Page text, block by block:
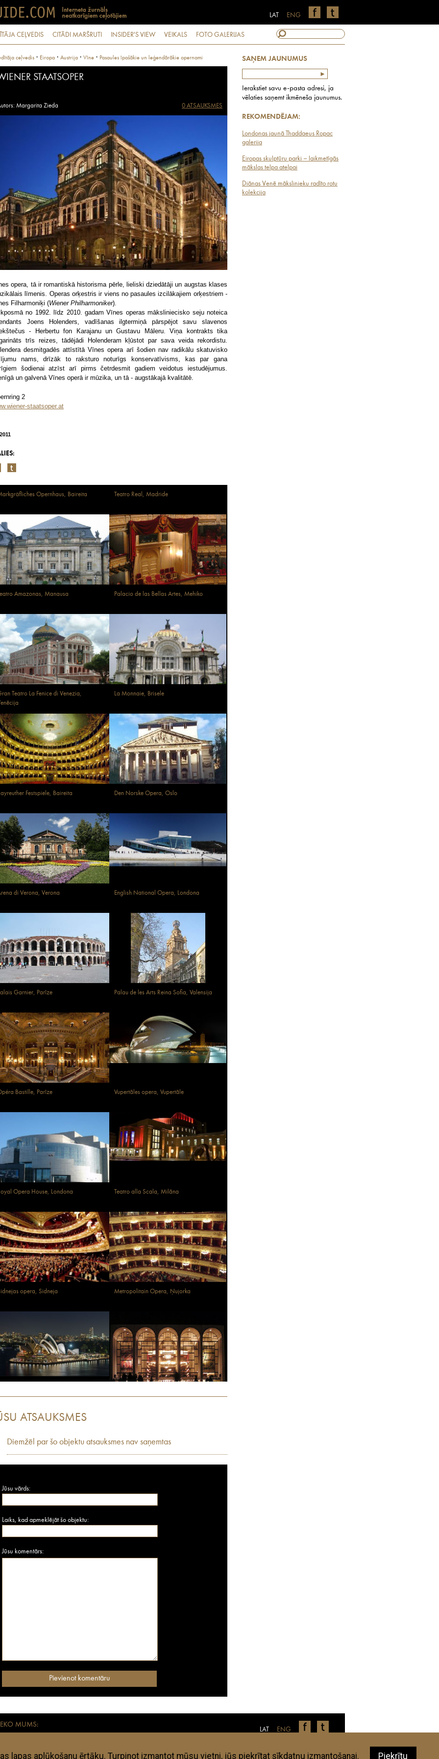
ENG
LAT
CEĻVEDIS CITĀDI MARŠRUTI INSIDER'S VIEW VEIKALS FOTO GALERIJAS
SAŅEM JAUNUMUS
Ierakstiet savu e-pasta adresi, ja
vēlaties saņemt ikmēneša jaunumus.
REKOMENDĒJAM:
Londonas jaunā Thaddaeus Ropac
galerija
Eiropas skulptūru parki – laikmetīgās
mākslas telpa atelpai
Diānas Venē mākslinieku radīto rotu
kolekcija
ceļvedis · Eiropa · Austrija · Vīne · Pasaules īpašākie un leģendārākie opernami
STAATSOPER
Margarita Zieda 0 ATSAUKSMES
opera, tā ir romantiskā historisma pērle, lieliski dziedātāji un augstas klases
līmenis. Operas orķestris ir viens no pasaules izcilākajiem orķestriem -
Filharmoniķi (Wiener Philharmoniker).
no 1992. līdz 2010. gadam Vīnes operas māksliniecisko seju noteica
Joens Holenders, vadīšanas ilgtermiņā pārspējot savu slavenos
- Herbertu fon Karajanu un Gustavu Māleru. Viņa kontrakts tika
trīs reizes, tādējādi Holenderam kļūstot par sava veida rekordistu.
desmitgadēs attīstītā Vīnes opera arī šodien nav radikālu skatuvisko
nams, drīzāk to raksturo noturīgs konservatīvisms, kas par gana
šodienai atzīst arī pirms četrdesmit gadiem veidotus iestudējumus.
un galvenā Vīnes operā ir mūzika, un tā - augstākajā kvalitātē.
2
staatsoper.at
Opernhaus, Baireita Teatro Real, Madride
Amazonas, Manausa Palacio de las Bellas Artes, Mehiko
Teatro La Fenice di Venezia,
La Monnaie, Brisele
Festspiele, Baireita Den Norske Opera, Oslo
di Verona, Verona English National Opera, Londona
Garnier, Parīze Palau de les Arts Reina Sofia, Valensija
Bastille, Parīze Vupertāles opera, Vupertāle
Opera House, Londona Teatro alla Scala, Milāna
opera, Sidneja Metropolitain Opera, Ņujorka
ATSAUKSMES
Diemžēl par šo objektu atsauksmes nav saņemtas
Jūsu vārds:
Laiks, kad apmeklējāt šo objektu:
Jūsu komentārs:
MUMS:
ENG
LAT